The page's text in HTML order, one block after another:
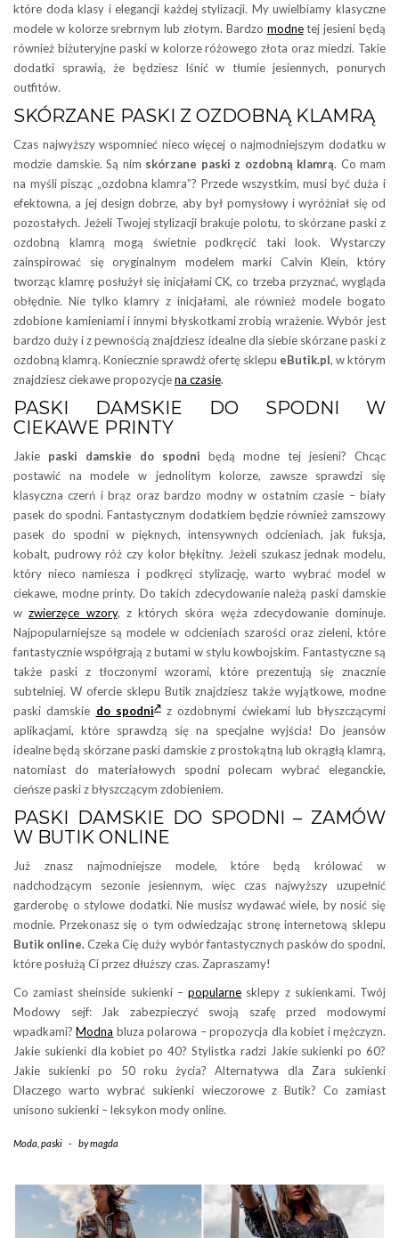
które doda klasy i elegancji każdej stylizacji. My uwielbiamy klasyczne
modele w kolorze srebrnym lub złotym. Bardzo modnetej jesieni będą
również biżuteryjne paski w kolorze różowego złota oraz miedzi. Takie
dodatki sprawią, że będziesz lśnić w tłumie jesiennych, ponurych
outfitów.
SKÓRZANE PASKI Z OZDOBNĄ KLAMRĄ
Czas najwyższy wspomnieć nieco więcej o najmodniejszym dodatku w
modzie damskie. Są nim skórzane paski z ozdobną klamrą. Co mam
na myśli pisząc „ozdobna klamra”? Przede wszystkim, musi być duża i
efektowna, a jej design dobrze, aby był pomysłowy i wyróżniał się od
pozostałych. Jeżeli Twojej stylizacji brakuje polotu, to skórzane paski z
ozdobną klamrą mogą świetnie podkręcić taki look. Wystarczy
zainspirować się oryginalnym modelem marki Calvin Klein, który
tworząc klamrę posłużył się inicjałami CK, co trzeba przyznać, wygląda
obłędnie. Nie tylko klamry z inicjałami, ale również modele bogato
zdobione kamieniami i innymi błyskotkami zrobią wrażenie. Wybór jest
bardzo duży i z pewnością znajdziesz idealne dla siebie skórzane paski z
ozdobną klamrą. Koniecznie sprawdź ofertę sklepu eButik.pl, w którym
znajdziesz ciekawe propozycjena czasie.
PASKI DAMSKIE DO SPODNI W
CIEKAWE PRINTY
Jakie paski damskie do spodni będą modne tej jesieni? Chcąc
postawić na modele w jednolitym kolorze, zawsze sprawdzi się
klasyczna czerń i brąz oraz bardzo modny w ostatnim czasie – biały
pasek do spodni. Fantastycznym dodatkiem będzie również zamszowy
pasek do spodni w pięknych, intensywnych odcieniach, jak fuksja,
kobalt, pudrowy róż czy kolor błękitny. Jeżeli szukasz jednak modelu,
który nieco namiesza i podkręci stylizację, warto wybrać model w
ciekawe, modne printy. Do takich zdecydowanie należą paski damskie
wzwierzęce wzory, z których skóra węża zdecydowanie dominuje.
Najpopularniejsze są modele w odcieniach szarości oraz zieleni, które
fantastycznie współgrają z butami w stylu kowbojskim. Fantastyczne są
także paski z tłoczonymi wzorami, które prezentują się znacznie
subtelniej. W ofercie sklepu Butik znajdziesz także wyjątkowe, modne
paski damskie do spodni z ozdobnymi ćwiekami lub błyszczącymi
aplikacjami, które sprawdzą się na specjalne wyjścia! Do jeansów
idealne będą skórzane paski damskie z prostokątną lub okrągłą klamrą,
natomiast do materiałowych spodni polecam wybrać eleganckie,
cieńsze paski z błyszczącym zdobieniem.
PASKI DAMSKIE DO SPODNI – ZAMÓW
W BUTIK ONLINE
Już znasz najmodniejsze modele, które będą królować w
nadchodzącym sezonie jesiennym, więc czas najwyższy uzupełnić
garderobę o stylowe dodatki. Nie musisz wydawać wiele, by nosić się
modnie. Przekonasz się o tym odwiedzając stronę internetową sklepu
Butik online.Czeka Cię duży wybór fantastycznych pasków do spodni,
które posłużą Ci przez dłuższy czas. Zapraszamy!
Co zamiast sheinside sukienki –popularne sklepy z sukienkami. Twój
Modowy sejf: Jak zabezpieczyć swoją szafę przed modowymi
wpadkami?Modna bluza polarowa – propozycja dla kobiet i mężczyzn.
Jakie sukienki dla kobiet po 40? Stylistka radzi Jakie sukienki po 60?
Jakie sukienki po 50 roku życia? Alternatywa dla Zara sukienki
Dlaczego warto wybrać sukienki wieczorowe z Butik? Co zamiast
unisono sukienki – leksykon mody online.
Moda paski - bymagda